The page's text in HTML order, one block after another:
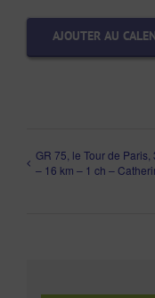
AJOUTER AU
GR 75, le Tour de Paris,
– 16 km – 1 ch –